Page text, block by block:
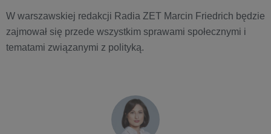
W warszawskiej redakcji Radia ZET Marcin Friedrich będzie
zajmował się przede wszystkim sprawami społecznymi i
tematami związanymi z polityką.